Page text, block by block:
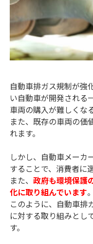
自動車排ガス規制が強
い自動車が開発される
車両の購入が難しくな
また、既存の車両の価
れます。
しかし、自動車メーカ
することで、消費者に
また、 政府も環境保護
化に取り組んでいます。
このように、自動車排
に対する取り組みとし
す。